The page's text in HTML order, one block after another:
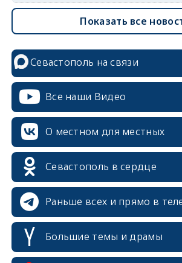
Показать все
Севастополь на связи
Все наши Видео
О местном для местных
Севастополь в сердце
Раньше всех и прямо в
Большие темы и драмы